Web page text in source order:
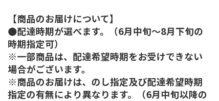
【商品のお届けについて】
●配達時期が選べます。（6月中旬～8月下旬の
時期指定可）
※一部商品は、配達希望時期をお受けできない
場合がございます。
※商品のお届けは、のし指定及び配達希望時期
指定の有無により異なります。（6月中旬以降の